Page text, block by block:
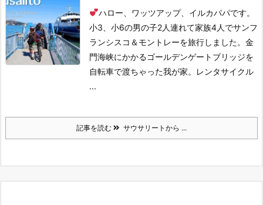
ハロー、ワッツアップ、イルカパパです。
小3、小6の男の子2人連れて家族4人でサンフ
ランシスコ＆モントレーを旅行しました。 金
門海峡にかかるゴールデンゲートブリッジを
自転車で渡ちゃった我が家。レンタサイクル
...
記事を読む サウサリートから ...